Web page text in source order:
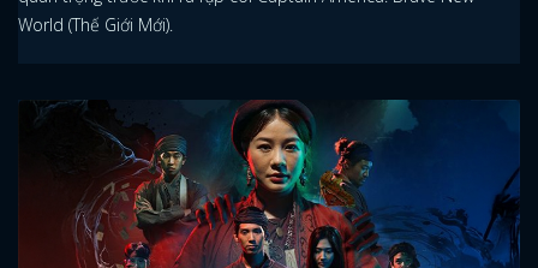
World (Thế Giới Mới).